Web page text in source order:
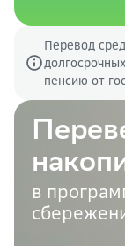
Перевод
пенсию от
в